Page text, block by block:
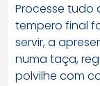
Processe tudo
tempero final
servir, a
numa taça,
polvilhe com